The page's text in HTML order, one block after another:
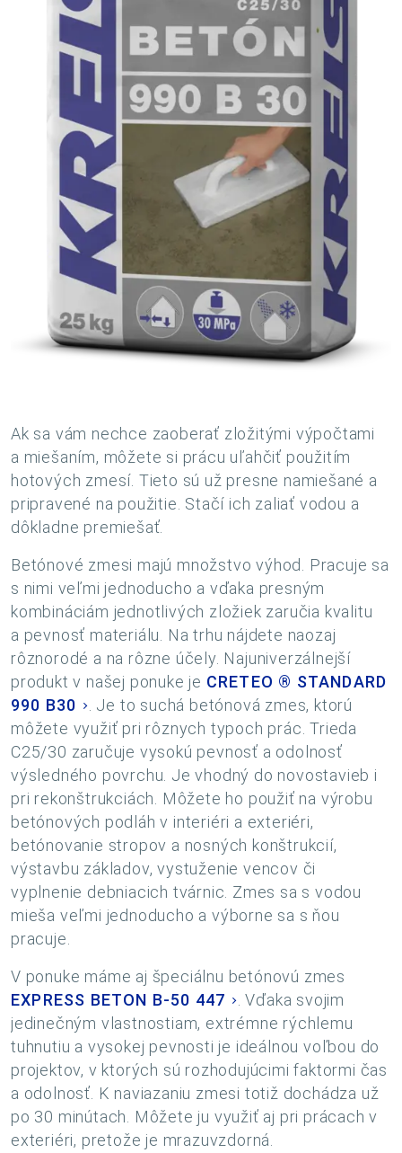
Ak sa vám nechce zaoberať zložitými výpočtami
a miešaním, môžete si prácu uľahčiť použitím
hotových zmesí. Tieto sú už presne namiešané a
pripravené na použitie. Stačí ich zaliať vodou a
dôkladne premiešať.
Betónové zmesi majú množstvo výhod. Pracuje sa
s nimi veľmi jednoducho a vďaka presným
kombináciám jednotlivých zložiek zaručia kvalitu
a pevnosť materiálu. Na trhu nájdete naozaj
rôznorodé a na rôzne účely. Najuniverzálnejší
produkt v našej ponuke je CRETEO ® STANDARD
990 B30
. Je to suchá betónová zmes, ktorú
môžete využiť pri rôznych typoch prác. Trieda
C25/30 zaručuje vysokú pevnosť a odolnosť
výsledného povrchu. Je vhodný do novostavieb i
pri rekonštrukciách. Môžete ho použiť na výrobu
betónových podláh v interiéri a exteriéri,
betónovanie stropov a nosných konštrukcií,
výstavbu základov, vystuženie vencov či
vyplnenie debniacich tvárnic. Zmes sa s vodou
mieša veľmi jednoducho a výborne sa s ňou
pracuje.
V ponuke máme aj špeciálnu betónovú zmes
EXPRESS BETON B-50 447
. Vďaka svojim
jedinečným vlastnostiam, extrémne rýchlemu
tuhnutiu a vysokej pevnosti je ideálnou voľbou do
projektov, v ktorých sú rozhodujúcimi faktormi čas
a odolnosť. K naviazaniu zmesi totiž dochádza už
po 30 minútach. Môžete ju využiť aj pri prácach v
exteriéri, pretože je mrazuvzdorná.